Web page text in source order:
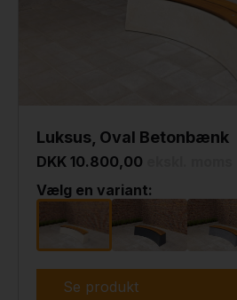
Luksus, Oval Betonbænk
DKK 10.800,00
Vælg en variant:
Se produkt